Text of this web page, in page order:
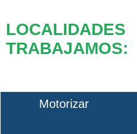
TRABAJAMOS:
Motorizar